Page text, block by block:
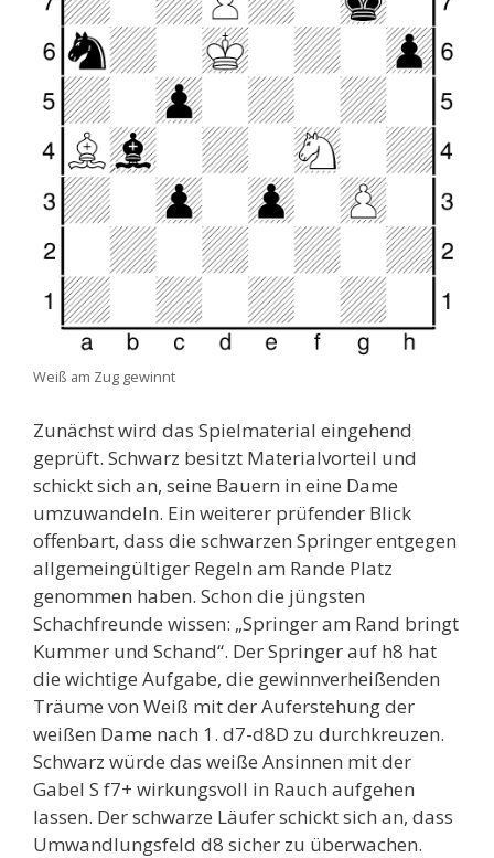
Weiß am Zug gewinnt
Zunächst wird das Spielmaterial eingehend
geprüft. Schwarz besitzt Materialvorteil und
schickt sich an, seine Bauern in eine Dame
umzuwandeln. Ein weiterer prüfender Blick
offenbart, dass die schwarzen Springer entgegen
allgemeingültiger Regeln am Rande Platz
genommen haben. Schon die jüngsten
Schachfreunde wissen: „Springer am Rand bringt
Kummer und Schand“. Der Springer auf h8 hat
die wichtige Aufgabe, die gewinnverheißenden
Träume von Weiß mit der Auferstehung der
weißen Dame nach 1. d7-d8D zu durchkreuzen.
Schwarz würde das weiße Ansinnen mit der
Gabel S f7+ wirkungsvoll in Rauch aufgehen
lassen. Der schwarze Läufer schickt sich an, dass
Umwandlungsfeld d8 sicher zu überwachen.